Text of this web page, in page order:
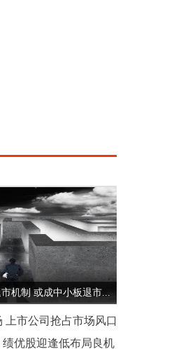
机制 或成中小板退市...
上市公司抢占市场风口
优股迎逢低布局良机